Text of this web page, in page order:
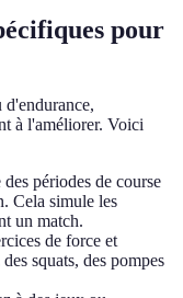
pour
à l'améliorer. Voici
périodes de course
Cela simule les
un match.
de force et
squats, des pompes